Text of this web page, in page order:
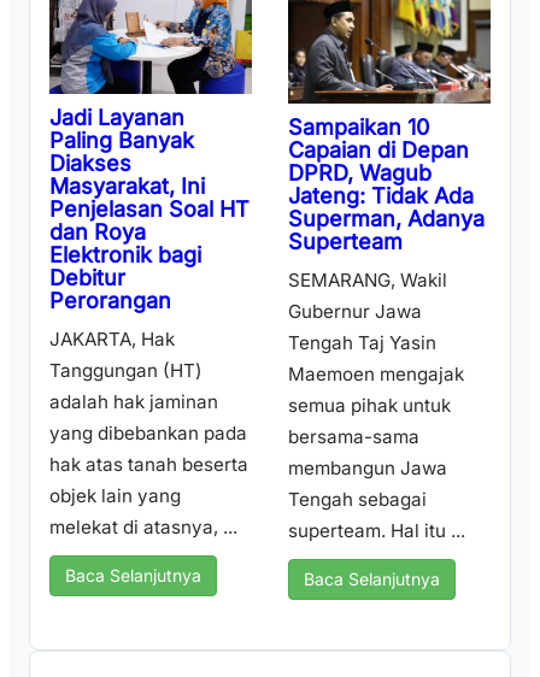
Jadi Layanan
Paling Banyak
Diakses
Masyarakat, Ini
Penjelasan Soal HT
dan Roya
Elektronik bagi
Debitur
Perorangan
JAKARTA, Hak
Tanggungan (HT)
adalah hak jaminan
yang dibebankan pada
hak atas tanah beserta
objek lain yang
melekat di atasnya, ...
Baca Selanjutnya
Sampaikan 10
Capaian di Depan
DPRD, Wagub
Jateng: Tidak Ada
Superman, Adanya
Superteam
SEMARANG, Wakil
Gubernur Jawa
Tengah Taj Yasin
Maemoen mengajak
semua pihak untuk
bersama-sama
membangun Jawa
Tengah sebagai
superteam. Hal itu ...
Baca Selanjutnya